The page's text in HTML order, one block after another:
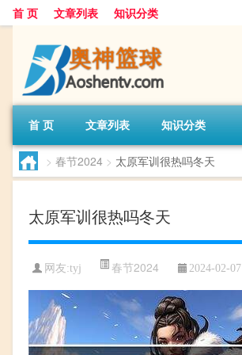
首 页 文章列表 知识分类
首 页 文章列表 知识分类
> 春节2024 > 太原军训很热吗冬天
太原军训很热吗冬天
网友:tyj 春节2024 2024-02-